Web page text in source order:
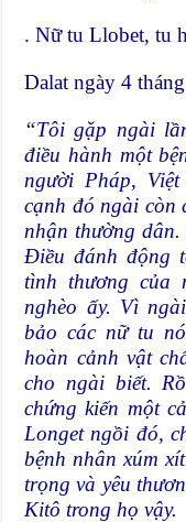
. Nữ tu Llobet, tu
Dalat ngày 4
“Tôi gặp ngài
điều hành một
người Pháp,
cạnh đó ngài còn
nhận thường
Điều đánh động
tình thương của
nghèo ấy. Vì
bảo các nữ tu
hoàn cảnh vật
cho ngài biết.
chứng kiến một
Longet ngồi đó,
bệnh nhân xúm
trọng và yêu
Kitô trong họ vậy.